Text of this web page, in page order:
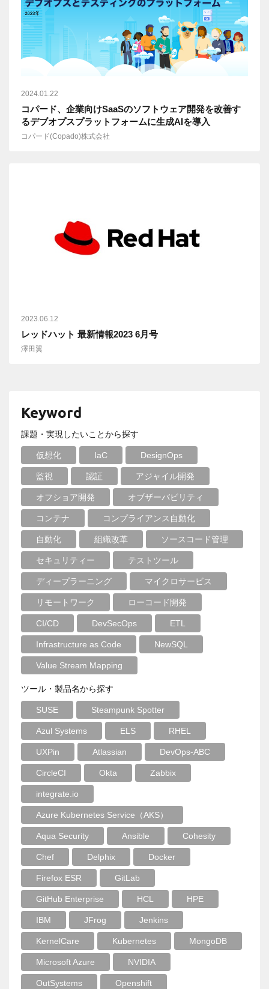
2024.01.22
コパード、企業向けSaaSのソフトウェア開発を改善す
るデブオプスプラットフォームに生成AIを導入
コパード(Copado)株式会社
2023.06.12
レッドハット 最新情報2023 6月号
澤田翼
Keyword
課題・実現したいことから探す
仮想化 IaC DesignOps
監視 認証 アジャイル開発
オフショア開発 オブザーバビリティ
コンテナ コンプライアンス自動化
自動化 組織改革 ソースコード管理
セキュリティー テストツール
ディープラーニング マイクロサービス
リモートワーク ローコード開発
CI/CD DevSecOps ETL
Infrastructure as Code NewSQL
Value Stream Mapping
ツール・製品名から探す
SUSE Steampunk Spotter
Azul Systems ELS RHEL
UXPin Atlassian DevOps-ABC
CircleCI Okta Zabbix
integrate.io
Azure Kubernetes Service（AKS）
Aqua Security Ansible Cohesity
Chef Delphix Docker
Firefox ESR GitLab
GitHub Enterprise HCL HPE
IBM JFrog Jenkins
KernelCare Kubernetes MongoDB
Microsoft Azure NVIDIA
OutSystems Openshift